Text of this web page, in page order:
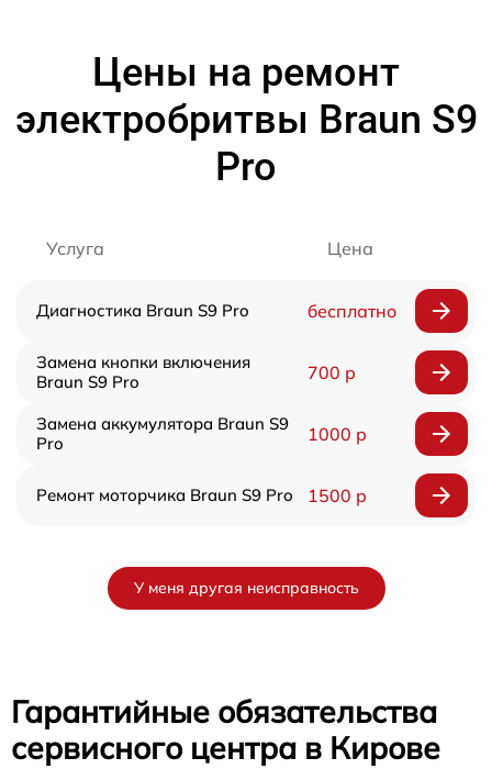
Цены на ремонт
электробритвы Braun S9
Pro
Услуга Цена
Диагностика Braun S9 Pro бесплатно
Замена кнопки включения
Braun S9 Pro
700 р
Замена аккумулятора Braun S9
Pro
1000 р
Ремонт моторчика Braun S9 Pro 1500 р
У меня другая неисправность
Гарантийные обязательства
сервисного центра в Кирове